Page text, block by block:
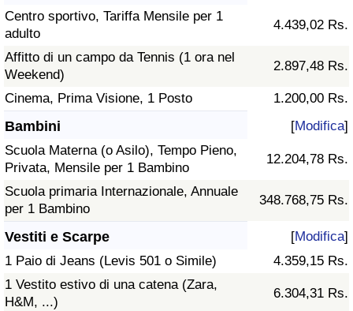
Centro sportivo, Tariffa Mensile per 1
adulto
4.439,02 Rs.
Affitto di un campo da Tennis (1 ora nel
Weekend)
2.897,48 Rs.
Cinema, Prima Visione, 1 Posto 1.200,00 Rs.
Bambini [Modifica]
Scuola Materna (o Asilo), Tempo Pieno,
Privata, Mensile per 1 Bambino
12.204,78 Rs.
Scuola primaria Internazionale, Annuale
per 1 Bambino
348.768,75 Rs.
Vestiti e Scarpe [Modifica]
1 Paio di Jeans (Levis 501 o Simile)
4.359,15 Rs.
1 Vestito estivo di una catena (Zara,
H&M, ...)
6.304,31 Rs.